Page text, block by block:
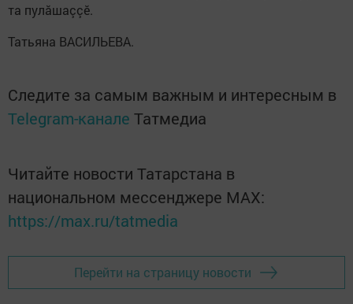
та пулăшаççӗ.
Татьяна ВАСИЛЬЕВА.
Следите за самым важным и интересным в
Telegram-канале Татмедиа
Читайте новости Татарстана в
национальном мессенджере MАХ:
https://max.ru/tatmedia
Перейти на страницу новости